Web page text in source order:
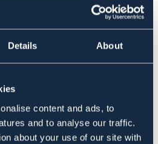
Details About
content and ads, to
and to analyse our traffic.
about your use of our site with
hundar av alla raser med
skonsamt foder som
till överviktiga hundar
rekommenderade dagsgivan
Super Premium foder.